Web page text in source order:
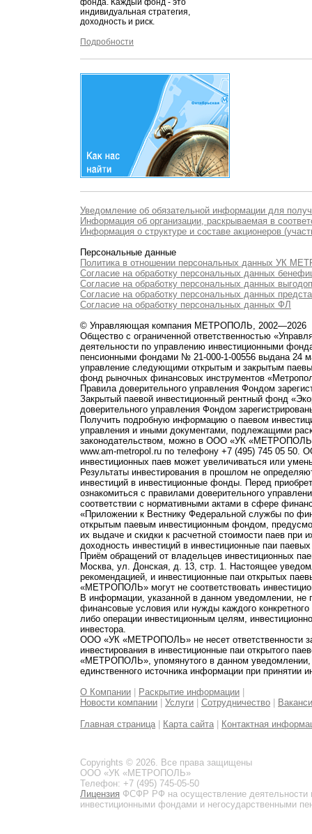
фонда. Каждый фонд - это
индивидуальная стратегия,
доходность и риск.
Подробности
Уведомление об обязательной информации для
Информация об организации, раскрываемая в
Информация о структуре и составе акционеров
Персональные данные
Политика в отношении персональных данных УК
Согласие на обработку персональных данных
Согласие на обработку персональных данных
Согласие на обработку персональных данных
Согласие на обработку персональных данных ФЛ
© Управляющая компания МЕТРОПОЛЬ, 2002—2026
Общество с ограниченной ответственностью
деятельности по управлению инвестиционными
пенсионными фондами № 21-000-1-00556 выдана 24
управление следующими открытым и закрытым
фонд рыночных финансовых инструментов
Правила доверительного управления Фондом
Закрытый паевой инвестиционный рентный фонд
доверительного управления Фондом
Получить подробную информацию о паевом
управления и иными документами, подлежащими
законодательством, можно в ООО «УК
www.am-metropol.ru по телефону +7 (495) 745 05
инвестиционных паев может увеличиваться или
Результаты инвестирования в прошлом не
инвестиций в инвестиционные фонды. Перед
ознакомиться с правилами доверительного
соответствии с нормативными актами в сфере
«Приложении к Вестнику Федеральной службы по
открытым паевым инвестиционным фондом,
их выдаче и скидки к расчетной стоимости паев при
доходность инвестиций в инвестиционные паи
Приём обращений от владельцев инвестиционных
Москва, ул. Донская, д. 13, стр. 1. Настоящее
рекомендацией, и инвестиционные паи открытых
«МЕТРОПОЛЬ» могут не соответствовать
В информации, указанной в данном уведомлении,
финансовые условия или нужды каждого
либо операции инвестиционным целям,
инвестора.
ООО «УК «МЕТРОПОЛЬ» не несет ответственности
инвестирования в инвестиционные паи открытого
«МЕТРОПОЛЬ», упомянутого в данном уведомлении,
единственного источника информации при принятии
О Компании
Раскрытие информации
Новости компании
Услуги Сотрудничество
Главная страница Карта сайта Контактная
Copyrights © 2026. Все права защищены
ООО «УК «МЕТРОПОЛЬ»
Телефон: +7 (495) 745-05-50
Лицензия ФСФР РФ на осуществление
инвестиционными фондами и негосударственными